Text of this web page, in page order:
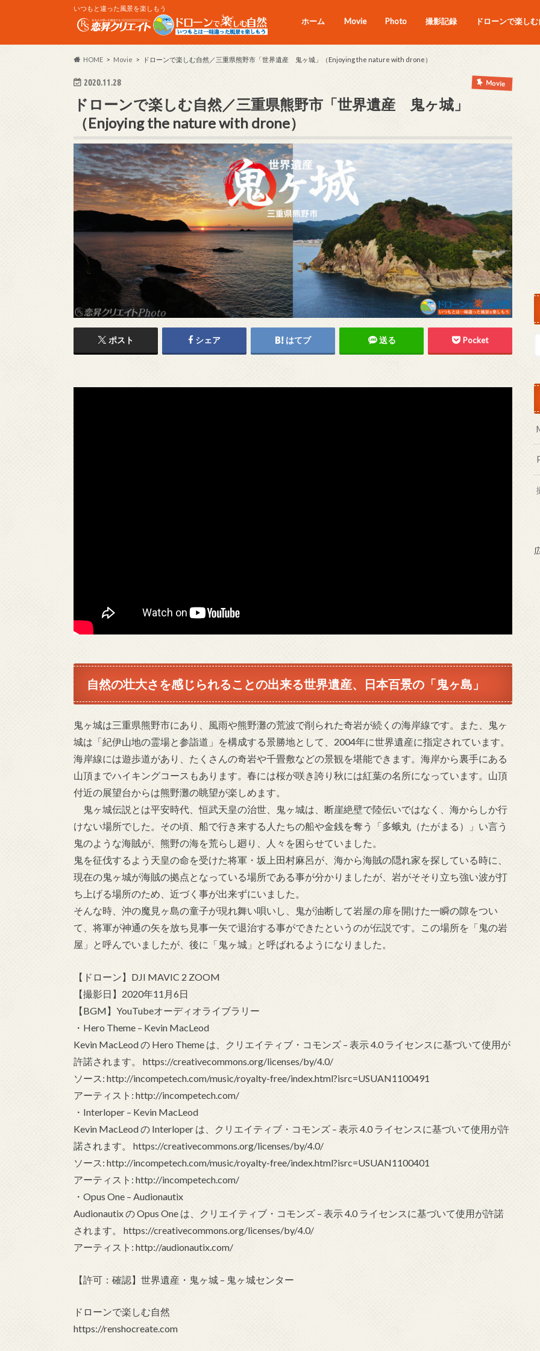
いつもと違った風景を楽しもう
ホーム Movie Photo 撮影記録 ドローンで楽し
HOME Movie ドローンで楽しむ自然／三重県熊野市「世界遺産 鬼ヶ城」（Enjoying the nature with drone）
2020.11.28 Movie
ドローンで楽しむ自然／三重県熊野市「世界遺産 鬼ヶ城」
（Enjoying the nature with drone）
ポスト シェア はてブ 送る Pocket
自然の壮大さを感じられることの出来る世界遺産、日本百景の「鬼ヶ島」
鬼ヶ城は三重県熊野市にあり、風雨や熊野灘の荒波で削られた奇岩が続くの海岸線です。また、鬼ヶ
城は「紀伊山地の霊場と参詣道」を構成する景勝地として、2004年に世界遺産に指定されています。
海岸線には遊歩道があり、たくさんの奇岩や千畳敷などの景観を堪能できます。海岸から裏手にある
山頂までハイキングコースもあります。春には桜が咲き誇り秋には紅葉の名所になっています。山頂
付近の展望台からは熊野灘の眺望が楽しめます。
鬼ヶ城伝説とは平安時代、恒武天皇の治世、鬼ヶ城は、断崖絶壁で陸伝いではなく、海からしか行
けない場所でした。その頃、船で行き来する人たちの船や金銭を奪う「多蛾丸（たがまる）」い言う
鬼のような海賊が、熊野の海を荒らし廻り、人々を困らせていました。
鬼を征伐するよう天皇の命を受けた将軍・坂上田村麻呂が、海から海賊の隠れ家を探している時に、
現在の鬼ヶ城が海賊の拠点となっている場所である事が分かりましたが、岩がそそり立ち強い波が打
ち上げる場所のため、近づく事が出来ずにいました。
そんな時、沖の魔見ヶ島の童子が現れ舞い唄いし、鬼が油断して岩屋の扉を開けた一瞬の隙をつい
て、将軍が神通の矢を放ち見事一矢で退治する事ができたというのが伝説です。この場所を「鬼の岩
屋」と呼んでいましたが、後に「鬼ヶ城」と呼ばれるようになりました。
【ドローン】DJI MAVIC 2 ZOOM
【撮影日】2020年11月6日
【BGM】YouTubeオーディオライブラリー
・Hero Theme – Kevin MacLeod
Kevin MacLeod の Hero Theme は、クリエイティブ・コモンズ – 表示 4.0 ライセンスに基づいて使用が
許諾されます。 https://creativecommons.org/licenses/by/4.0/
ソース: http://incompetech.com/music/royalty-free/index.html?isrc=USUAN1100491
アーティスト: http://incompetech.com/
・Interloper – Kevin MacLeod
Kevin MacLeod の Interloper は、クリエイティブ・コモンズ – 表示 4.0 ライセンスに基づいて使用が許
諾されます。 https://creativecommons.org/licenses/by/4.0/
ソース: http://incompetech.com/music/royalty-free/index.html?isrc=USUAN1100401
アーティスト: http://incompetech.com/
・Opus One – Audionautix
Audionautix の Opus One は、クリエイティブ・コモンズ – 表示 4.0 ライセンスに基づいて使用が許諾
されます。 https://creativecommons.org/licenses/by/4.0/
アーティスト: http://audionautix.com/
【許可：確認】世界遺産・鬼ヶ城 – 鬼ヶ城センター
ドローンで楽しむ自然
https://renshocreate.com